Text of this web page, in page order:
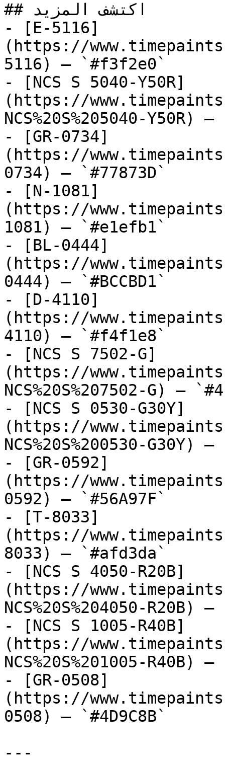
## اكتشف المزيد
- [E-5116]
(https://
5116) — `#f3f2e0`
- [NCS S 5040-Y50R]
(https://
NCS%20S%205040-Y50R)
- [GR-0734]
(https://
0734) — `#77873D`
- [N-1081]
(https://
1081) — `#e1efb1`
- [BL-0444]
(https://
0444) — `#BCCBD1`
- [D-4110]
(https://
4110) — `#f4f1e8`
- [NCS S 7502-G]
(https://
NCS%20S%207502-G) —
- [NCS S 0530-G30Y]
(https://
NCS%20S%200530-G30Y)
- [GR-0592]
(https://
0592) — `#56A97F`
- [T-8033]
(https://
8033) — `#afd3da`
- [NCS S 4050-R20B]
(https://
NCS%20S%204050-R20B)
- [NCS S 1005-R40B]
(https://
NCS%20S%201005-R40B)
- [GR-0508]
(https://
0508) — `#4D9C8B`
---